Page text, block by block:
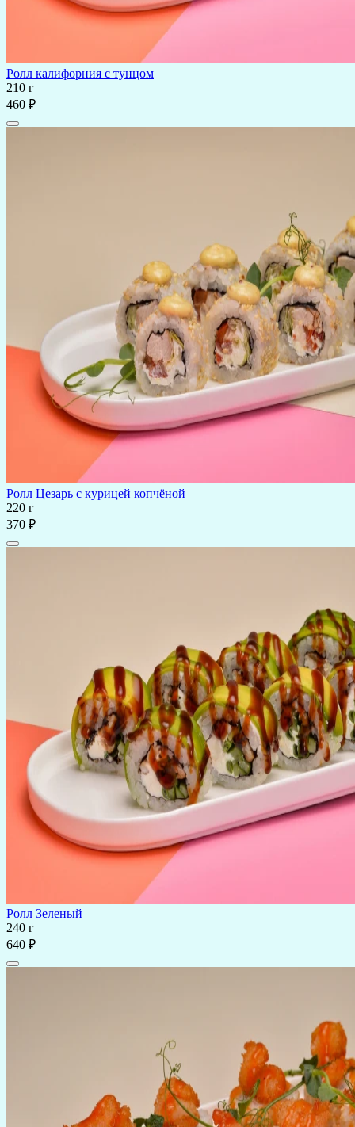
Ролл калифорния с тунцом
210 г
460 ₽
Ролл Цезарь с курицей копчёной
220 г
370 ₽
Ролл Зеленый
240 г
640 ₽